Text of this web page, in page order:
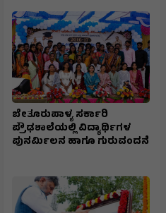
ಬೇತೂರುಪಾಳ್ಯ ಸರ್ಕಾರಿ
ಪ್ರೌಢಶಾಲೆಯಲ್ಲಿ ವಿದ್ಯಾರ್ಥಿಗಳ
ಪುನರ್ಮಿಲನ ಹಾಗೂ ಗುರುವಂದನೆ